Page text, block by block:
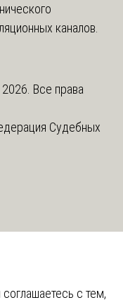
каналов.
Все права
Судебных
с тем,